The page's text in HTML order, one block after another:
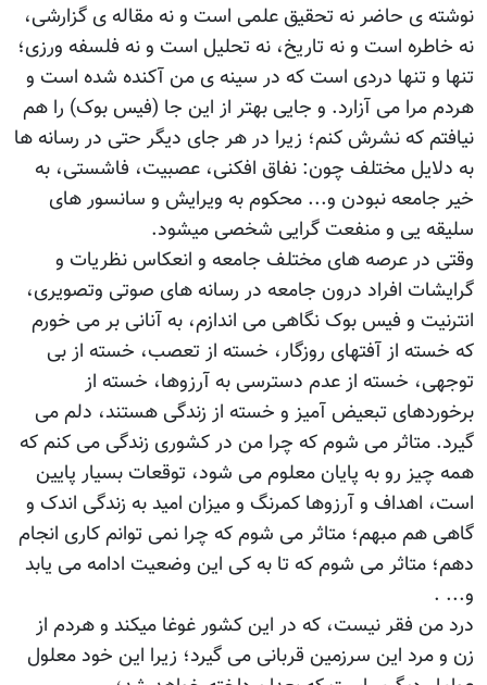
نوشته ‎ی حاضر نه تحقیق علمی است و نه مقاله ‎ی گزارشی،
نه خاطره است و نه تاریخ، نه تحلیل است و نه فلسفه ورزی؛
تنها و تنها دردی است که در سینه‎ ی من آکنده شده است و
هردم مرا می آزارد. و جایی بهتر از این جا (فیس بوک) را هم
نیافتم که نشرش کنم؛ زیرا در هر جای دیگر حتی در رسانه ها
به دلایل مختلف چون: نفاق افکنی، عصبیت، فاشستی، به
خیر جامعه نبودن و... محکوم به ویرایش و سانسور های
سلیقه یی و منفعت گرایی شخصی می‎شود.
وقتی در عرصه های مختلف جامعه و انعکاس نظریات و
گرایشات افراد درون جامعه در رسانه های صوتی وتصویری،
انترنیت و فیس بوک نگاهی می اندازم، به آنانی بر می خورم
که خسته از آفتهای روزگار، خسته از تعصب، خسته از بی
توجهی، خسته از عدم دسترسی به آرزوها، خسته از
برخوردهای تبعیض آمیز و خسته از زندگی هستند، دلم می
گیرد. متاثر می شوم که چرا من در کشوری زندگی می کنم که
همه چیز رو به پایان معلوم می شود، توقعات بسیار پایین
است، اهداف و آرزوها کمرنگ و میزان امید به زندگی اندک و
گاهی هم مبهم؛ متاثر می شوم که چرا نمی توانم کاری انجام
دهم؛ متاثر می شوم که تا به کی این وضعیت ادامه می یابد
و... .
درد من فقر نیست، که در این کشور غوغا می‎کند و هردم از
زن و مرد این سرزمین قربانی می گیرد؛ زیرا این خود معلول